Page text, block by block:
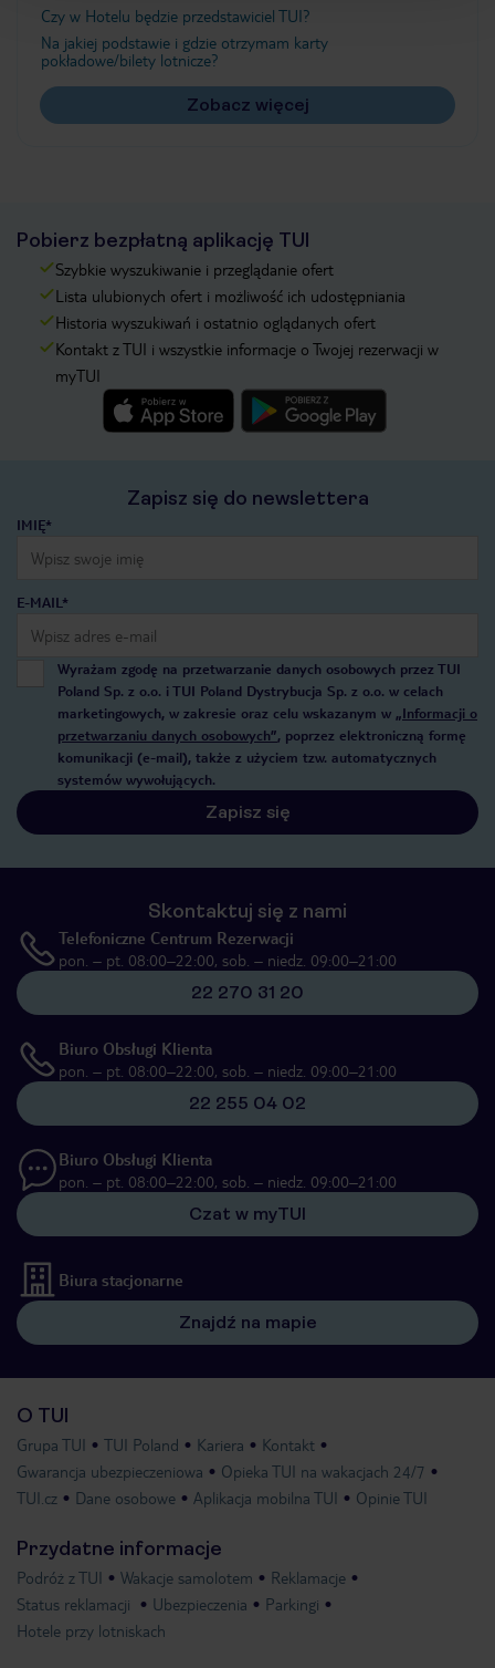
Czy w Hotelu będzie przedstawiciel TUI?
Na jakiej podstawie i gdzie otrzymam karty
pokładowe/bilety lotnicze?
Zobacz więcej
Pobierz bezpłatną aplikację TUI
Szybkie wyszukiwanie i przeglądanie ofert
Lista ulubionych ofert i możliwość ich udostępniania
Historia wyszukiwań i ostatnio oglądanych ofert
Kontakt z TUI i wszystkie informacje o Twojej rezerwacji w
myTUI
Zapisz się do newslettera
IMIĘ*
E-MAIL*
Wyrażam zgodę na przetwarzanie danych osobowych przez TUI
Poland Sp. z o.o. i TUI Poland Dystrybucja Sp. z o.o. w celach
marketingowych, w zakresie oraz celu wskazanym w „Informacji o
przetwarzaniu danych osobowych”, poprzez elektroniczną formę
komunikacji (e-mail), także z użyciem tzw. automatycznych
systemów wywołujących.
Zapisz się
Skontaktuj się z nami
Telefoniczne Centrum Rezerwacji
pon. – pt. 08:00–22:00, sob. – niedz. 09:00–21:00
22 270 31 20
Biuro Obsługi Klienta
pon. – pt. 08:00–22:00, sob. – niedz. 09:00–21:00
22 255 04 02
Biuro Obsługi Klienta
pon. – pt. 08:00–22:00, sob. – niedz. 09:00–21:00
Czat w myTUI
Biura stacjonarne
Znajdź na mapie
O TUI
Grupa TUI TUI Poland Kariera
Kontakt
Gwarancja ubezpieczeniowa
Opieka TUI na wakacjach 24/7
TUI.cz
Dane osobowe Aplikacja mobilna TUI Opinie TUI
Przydatne informacje
Podróż z TUI Wakacje samolotem
Reklamacje
Status reklamacji
Ubezpieczenia
Parkingi
Hotele przy lotniskach